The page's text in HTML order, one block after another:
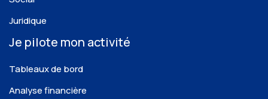
Juridique
Je pilote mon activité
Tableaux de bord
Analyse financière